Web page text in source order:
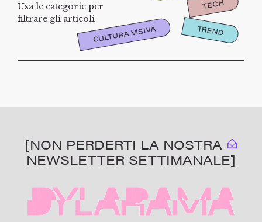
Usa le categorie per
filtrare gli articoli
TECH
CULTURA VISIVA TREND
[NON PERDERTI LA NOSTRA
NEWSLETTER SETTIMANALE]